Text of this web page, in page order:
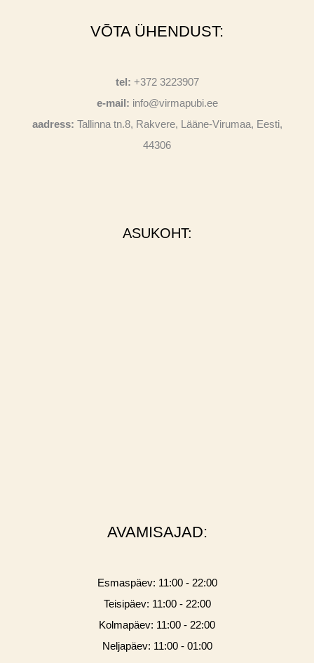
VÕTA ÜHENDUST:
tel: +372 3223907
e-mail: info@virmapubi.ee
aadress: Tallinna tn.8, Rakvere, Lääne-Virumaa, Eesti,
44306
ASUKOHT:
AVAMISAJAD:
Esmaspäev: 11:00 - 22:00
Teisipäev: 11:00 - 22:00
Kolmapäev: 11:00 - 22:00
Neljapäev: 11:00 - 01:00